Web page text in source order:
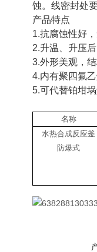
蚀。线密封处
产品特点
1.抗腐蚀性好
2.升温、升压
3.外形美观，
4.内有聚四氟
5.可代替铂坩
名称
水热合成反应釜
防爆式